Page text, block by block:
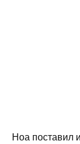
Ноа поставил